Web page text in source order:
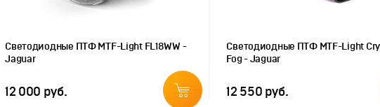
Светодиодные ПТФ MTF-Light FL18WW -
Jaguar
12 000 руб.
Светодиодные ПТФ MTF-Light
Fog - Jaguar
12 550 руб.